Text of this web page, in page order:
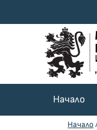
Начало
Начало